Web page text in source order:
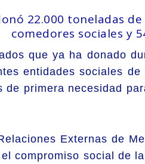
22.000 toneladas
comedores sociales y
que ya ha donado
entidades sociales
de primera necesidad
Externas de
compromiso social de